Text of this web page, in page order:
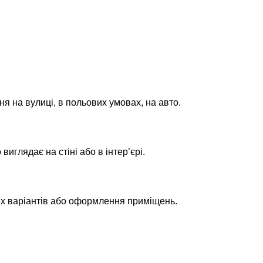
на вулиці, в польових умовах, на авто.
на стіні або в інтер’єрі.
варіантів або оформлення приміщень.